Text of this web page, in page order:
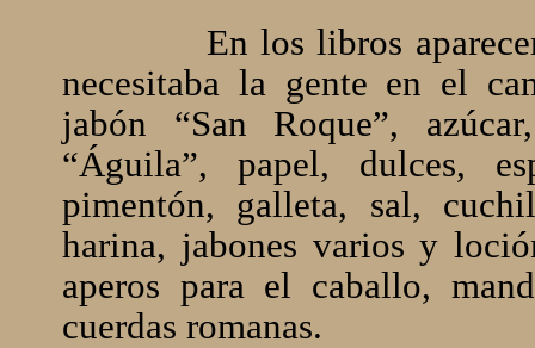
En los libros
necesitaba la gente en el
jabón “San Roque”,
“Águila”, papel, dulces,
pimentón, galleta, sal,
harina, jabones varios y
aperos para el caballo,
cuerdas romanas.